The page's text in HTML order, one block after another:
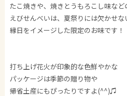
たこ焼きや、焼きとうもろこし味など
えびせんべいは、夏祭りには欠かせな
縁日をイメージした限定のお味です！
打ち上げ花火が印象的な色鮮やかな
パッケージは季節の贈り物や
帰省土産にもぴったりですよ(^^)♫